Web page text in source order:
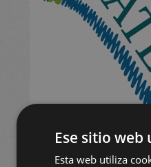
Ese sitio web
Esta web utiliza